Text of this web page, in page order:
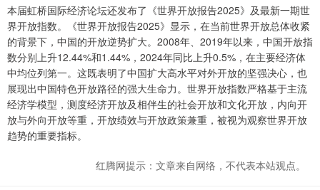
本届虹桥国际经济论坛还发布了《世界开放报告2025》及最新一期世
界开放指数。《世界开放报告2025》显示，在当前世界开放总体收紧
的背景下，中国的开放逆势扩大。2008年、2019年以来，中国开放指
数分别上升12.44%和1.44%，2024年同比上升0.5%，在主要经济体
中均位列第一。这既表明了中国扩大高水平对外开放的坚强决心，也
展现出中国特色开放路径的强大生命力。世界开放指数严格基于主流
经济学模型，测度经济开放及相伴生的社会开放和文化开放，内向开
放与外向开放等重，开放绩效与开放政策兼重，被视为观察世界开放
趋势的重要指标。
红腾网提示：文章来自网络，不代表本站观点。